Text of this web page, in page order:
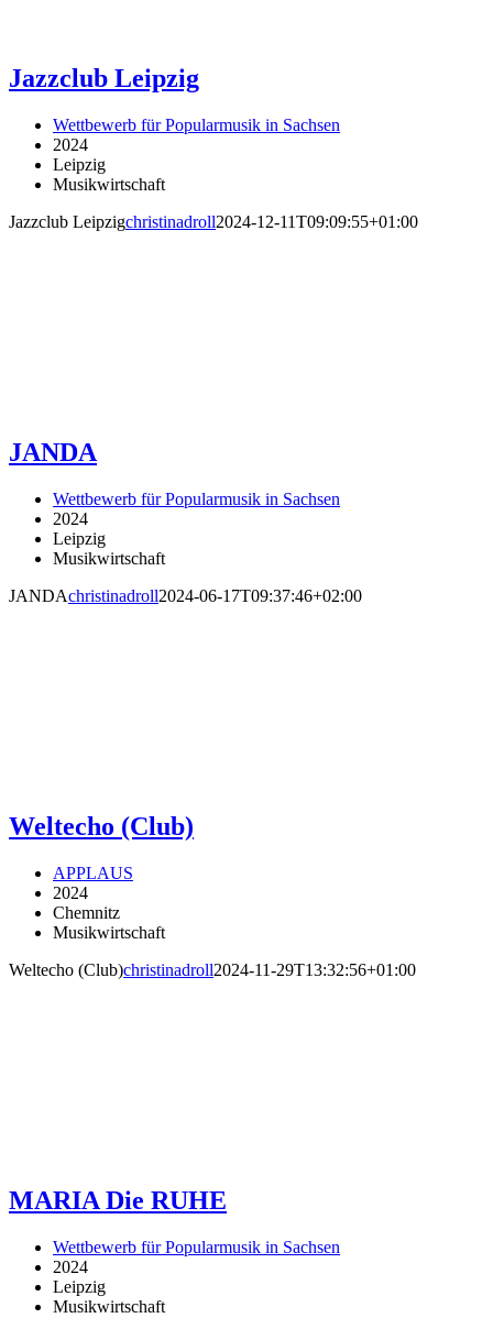
Jazzclub Leipzig
Wettbewerb für Popularmusik in Sachsen
2024
Leipzig
Musikwirtschaft
Jazzclub Leipzigchristinadroll2024-12-11T09:09:55+01:00
JANDA
Wettbewerb für Popularmusik in Sachsen
2024
Leipzig
Musikwirtschaft
JANDAchristinadroll2024-06-17T09:37:46+02:00
Weltecho (Club)
APPLAUS
2024
Chemnitz
Musikwirtschaft
Weltecho (Club)christinadroll2024-11-29T13:32:56+01:00
MARIA Die RUHE
Wettbewerb für Popularmusik in Sachsen
2024
Leipzig
Musikwirtschaft